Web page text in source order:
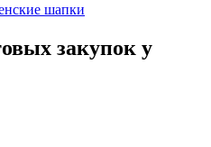
шапки
закупок у